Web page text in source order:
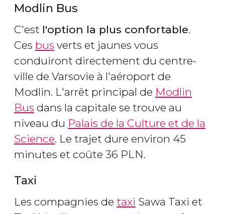
Modlin Bus
C'est l'option la plus confortable.
Ces bus verts et jaunes vous
conduiront directement du centre-
ville de Varsovie à l'aéroport de
Modlin. L'arrêt principal de Modlin
Bus dans la capitale se trouve au
niveau du Palais de la Culture et de la
Science. Le trajet dure environ 45
minutes et coûte 36 PLN.
Taxi
Les compagnies de taxi Sawa Taxi et